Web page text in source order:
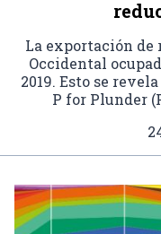
La exportación de
Occidental
2019. Esto se
P for Plunder